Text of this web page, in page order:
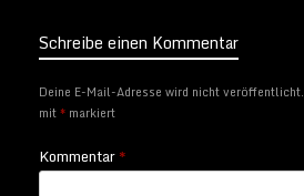
Schreibe einen Kommentar
Deine E-Mail-Adresse wird nicht veröffentlicht.
mit* markiert
Kommentar*